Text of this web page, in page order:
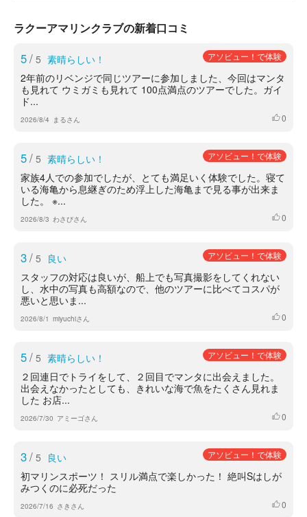
ラクーアマリンクラブの新着口コミ
5/ 5 素晴らしい！ アソビュー！で体験
2年前のリベンジで同じツアーに参加しました、今回はマンタ
も見れて ウミガミも見れて 100点満点のツアーでした。ガイ
ド...
2026/8/4 まるさん いいね
0
5/ 5 素晴らしい！ アソビュー！で体験
家族4人での参加でしたが、とても満足いく体験でした。寝て
いる海亀から息継ぎのため浮上した海亀まで見る事が出来ま
した。 ※...
2026/8/3 わさびさん いいね
0
3/ 5 良い アソビュー！で体験
スタッフの対応は良いが、船上でも写真撮影をしてくれない
し、水中の写真も高額なので、他のツアーに比べてコスパが
悪いと思いま...
2026/8/1 miyuchiさん いいね
0
5/ 5 素晴らしい！ アソビュー！で体験
２回連日でトライをして、２回目でマンタに出会えました。
出会えなかったとしても、きれいな海で魚をたくさん見れま
した お店...
2026/7/30 アミーゴさん いいね
0
3/ 5 良い アソビュー！で体験
初マリンスポーツ！ スリル満点で楽しかった！ 絶叫Sはしが
みつくのに必死だった
2026/7/16 さきさん いいね
0